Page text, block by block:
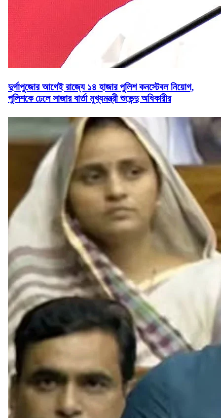
দুর্গাপুজোর আগেই রাজ্যে ১৪ হাজার পুলিশ কনস্টেবল নিয়োগ,
পুলিশকে ঢেলে সাজার বার্তা মুখ্যমন্ত্রী শুভেন্দু অধিকারীর